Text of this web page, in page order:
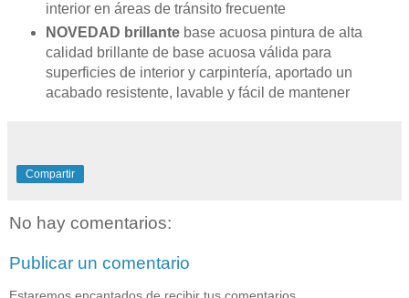
interior en áreas de tránsito frecuente
NOVEDAD brillantebase acuosa pintura de alta
calidad brillante de base acuosa válida para
superficies de interior y carpintería, aportado un
acabado resistente, lavable y fácil de mantener
Compartir
No hay comentarios:
Publicar un comentario